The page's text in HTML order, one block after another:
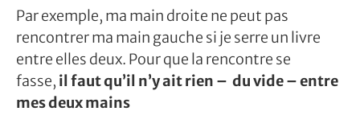
Par exemple, ma main droite ne peut pas
rencontrer ma main gauche si je serre un livre
entre elles deux. Pour que la rencontre se
fasse, il faut qu’il n’y ait rien – du vide – entre
mes deux mains